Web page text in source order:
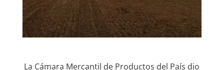
La Cámara Mercantil de Productos del País dio